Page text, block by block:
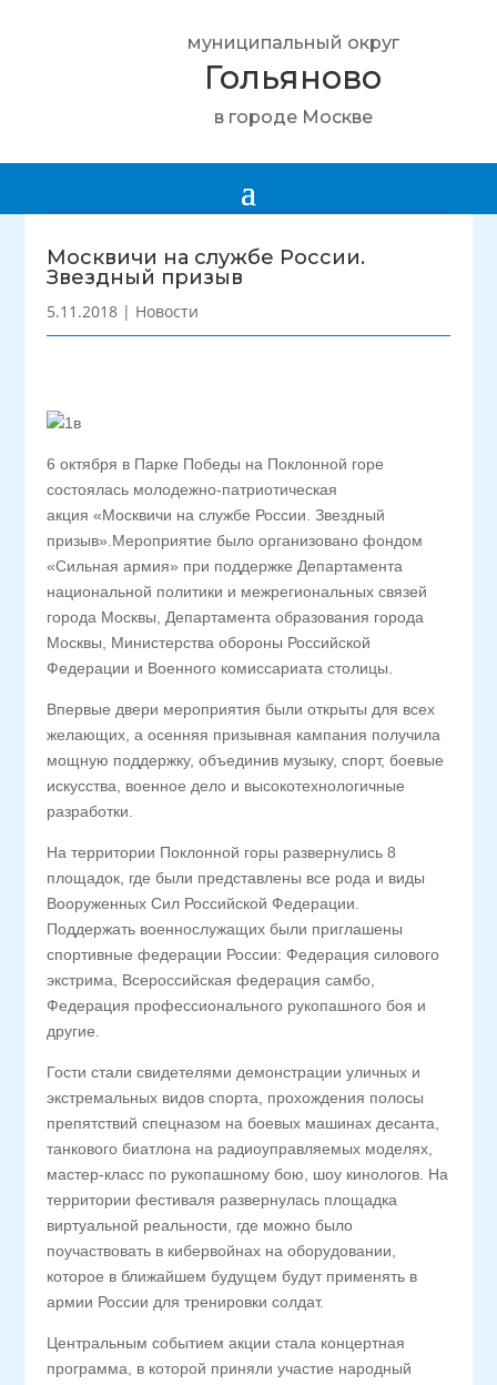
муниципальный округ
Гольяново
в городе Москве
Москвичи на службе России.
Звездный призыв
5.11.2018 | Новости
6 октября в Парке Победы на Поклонной горе
состоялась молодежно-патриотическая
акция «Москвичи на службе России. Звездный
призыв».Мероприятие было организовано фондом
«Сильная армия» при поддержке Департамента
национальной политики и межрегиональных связей
города Москвы, Департамента образования города
Москвы, Министерства обороны Российской
Федерации и Военного комиссариата столицы.
Впервые двери мероприятия были открыты для всех
желающих, а осенняя призывная кампания получила
мощную поддержку, объединив музыку, спорт, боевые
искусства, военное дело и высокотехнологичные
разработки.
На территории Поклонной горы развернулись 8
площадок, где были представлены все рода и виды
Вооруженных Сил Российской Федерации.
Поддержать военнослужащих были приглашены
спортивные федерации России: Федерация силового
экстрима, Всероссийская федерация самбо,
Федерация профессионального рукопашного боя и
другие.
Гости стали свидетелями демонстрации уличных и
экстремальных видов спорта, прохождения полосы
препятствий спецназом на боевых машинах десанта,
танкового биатлона на радиоуправляемых моделях,
мастер-класс по рукопашному бою, шоу кинологов. На
территории фестиваля развернулась площадка
виртуальной реальности, где можно было
поучаствовать в кибервойнах на оборудовании,
которое в ближайшем будущем будут применять в
армии России для тренировки солдат.
Центральным событием акции стала концертная
программа, в которой приняли участие народный